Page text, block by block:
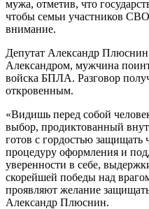
мужа, отметив, что
чтобы семьи участников СВО
внимание.
Депутат Александр Плюснин
Александром, мужчина
войска БПЛА. Разговор
откровенным.
«Видишь перед собой
выбор, продиктованный
готов с гордостью защищать
процедуру оформления и
уверенности в себе,
скорейшей победы над
проявляют желание
Александр Плюснин.